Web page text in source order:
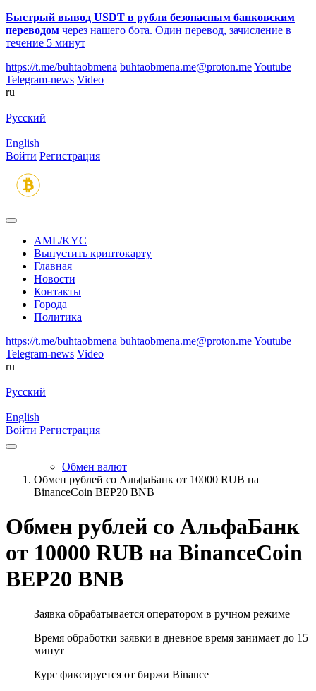
Быстрый вывод USDT в рубли безопасным банковским
переводом через нашего бота. Один перевод, зачисление в
течение 5 минут
https://t.me/buhtaobmena buhtaobmena.me@proton.meYoutube
Telegram-news Video
ru
Русский
English
Войти Регистрация
AML/KYC
Выпустить криптокарту
Главная
Новости
Контакты
Города
Политика
https://t.me/buhtaobmena buhtaobmena.me@proton.meYoutube
Telegram-news Video
ru
Русский
English
Войти Регистрация
Обмен валют
Обмен рублей со АльфаБанк от 10000 RUB на
BinanceCoin BEP20 BNB
Обмен рублей со АльфаБанк
от 10000 RUB на BinanceCoin
BEP20 BNB
Заявка обрабатывается оператором в ручном режиме
Время обработки заявки в дневное время занимает до 15
минут
Курс фиксируется от биржи Binance